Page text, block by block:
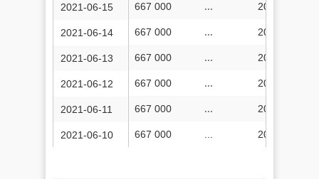
667 000 ... 204 004 414
667 000 ... 204 001 645
667 000 ... 203 998 452
667 000 ... 203 995 795
667 000 ... 203 993 330
667 000 ... 203 988 266
2021-06-15
2021-06-14
2021-06-13
2021-06-12
2021-06-11
2021-06-10